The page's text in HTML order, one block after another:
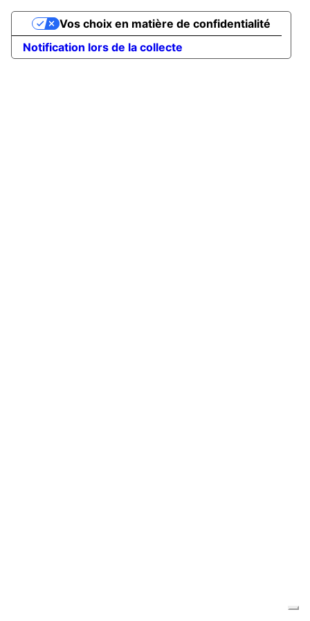
Notification lors de la collecte
Vos choix en matière de confidentialité